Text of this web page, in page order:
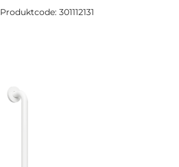
Produktcode: 301112131